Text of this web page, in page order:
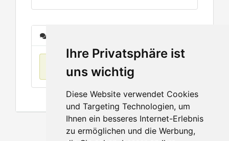
Ihre Privatsphäre ist
uns wichtig
Diese Website verwendet Cookies
und Targeting Technologien, um
Ihnen ein besseres Internet-Erlebnis
zu ermöglichen und die Werbung,